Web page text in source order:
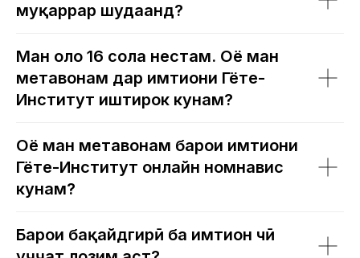
муқаррар шудаанд?
Ман ҳоло 16 сола нестам. Оё ман
метавонам дар имтиҳони Гёте-
Институт иштирок кунам?
Оё ман метавонам барои имтиҳони
Гёте-Институт онлайн номнавис
кунам?
Барои бақайдгирӣ ба имтиҳон чӣ